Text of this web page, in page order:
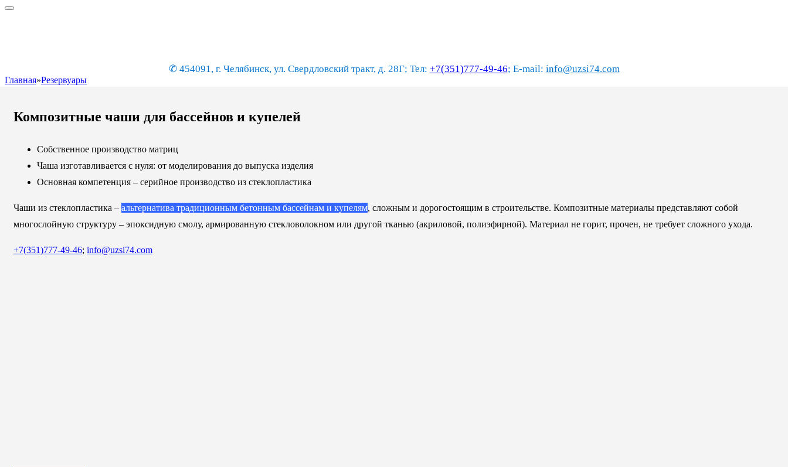
✆ 454091, г. Челябинск, ул. Свердловский тракт, д. 28Г; Тел: +7(351)777-49-46; E-mail: info@uzsi74.com
Главная»Резервуары
Композитные чаши для бассейнов и купелей
Собственное производство матриц
Чаша изготавливается с нуля: от моделирования до выпуска изделия
Основная компетенция – серийное производство из стеклопластика
Чаши из стеклопластика – альтернатива традиционным бетонным бассейнам и купелям, сложным и дорогостоящим в строительстве. Композитные материалы представляют собой
многослойную структуру – эпоксидную смолу, армированную стекловолокном или другой тканью (акриловой, полиэфирной). Материал не горит, прочен, не требует сложного ухода.
+7(351)777-49-46; info@uzsi74.com